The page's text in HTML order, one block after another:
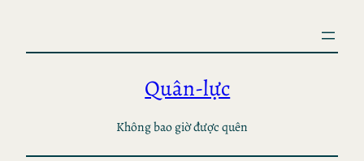
content
Quân-lực
Không bao giờ được quên